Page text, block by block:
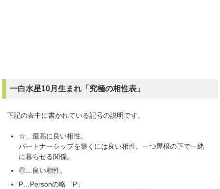
一白水星10月生まれ「究極の相性表」
下記の表中に書かれている記号の説明です。
☆…最高に良い相性。
パートナーシップを築くには良い相性。一つ屋根の下で一緒
に暮らせる関係。
◎…良い相性。
P…Personの略「P」